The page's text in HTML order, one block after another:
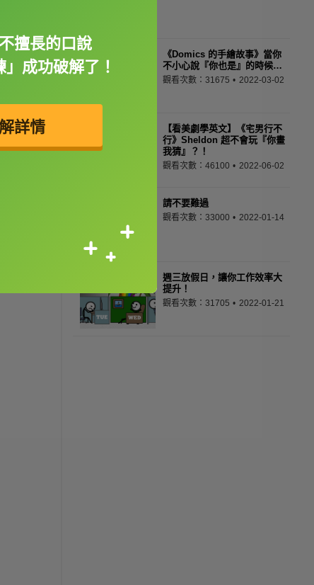
《Domics 的手繪故事》當你
不小心說『你也是』的時候…
觀看次數：31675 2022-03-02
【看美劇學英文】《宅男行不
行》Sheldon 超不會玩『你畫
我猜』？！
觀看次數：46100 2022-06-02
請不要難過
觀看次數：33000 2022-01-14
週三放假日，讓你工作效率大
提升！
觀看次數：31705 2022-01-21
擅長的口說
」成功破解了！
詳情